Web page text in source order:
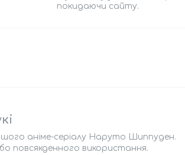
покидаючи сайту.
аніме-серіалу Наруто Шиппуден.
повсякденного використання.